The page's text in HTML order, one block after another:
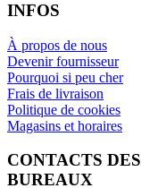
INFOS
À propos de nous
Devenir fournisseur
Pourquoi si peu cher
Frais de livraison
Politique de cookies
Magasins et horaires
CONTACTS DES
BUREAUX